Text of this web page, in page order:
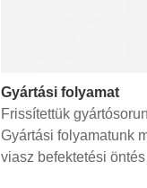
Gyártási folyamat
Frissítettük
Gyártási folyamatunk
viasz befektetési